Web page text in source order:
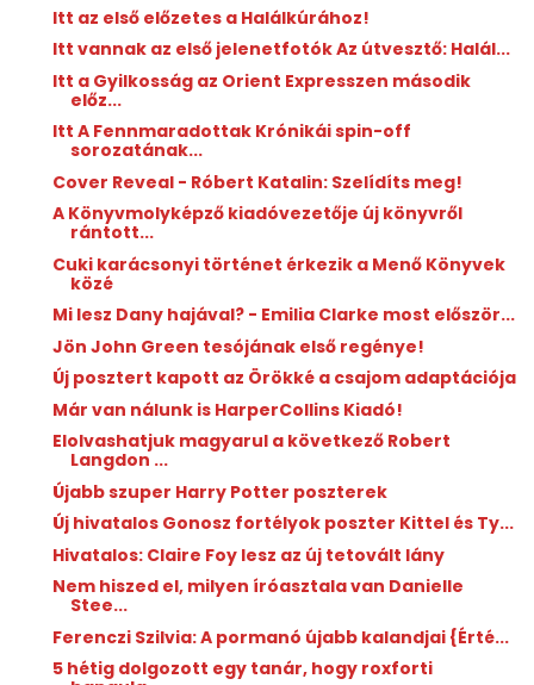
Itt az első előzetes a Halálkúrához!
Itt vannak az első jelenetfotók Az útvesztő: Halál...
Itt a Gyilkosság az Orient Expresszen második
előz...
Itt A Fennmaradottak Krónikái spin-off
sorozatának...
Cover Reveal - Róbert Katalin: Szelídíts meg!
A Könyvmolyképző kiadóvezetője új könyvről
rántott...
Cuki karácsonyi történet érkezik a Menő Könyvek
közé
Mi lesz Dany hajával? - Emilia Clarke most először...
Jön John Green tesójának első regénye!
Új posztert kapott az Örökké a csajom adaptációja
Már van nálunk is HarperCollins Kiadó!
Elolvashatjuk magyarul a következő Robert
Langdon ...
Újabb szuper Harry Potter poszterek
Új hivatalos Gonosz fortélyok poszter Kittel és Ty...
Hivatalos: Claire Foy lesz az új tetovált lány
Nem hiszed el, milyen íróasztala van Danielle
Stee...
Ferenczi Szilvia: A ​pormanó újabb kalandjai {Érté...
5 hétig dolgozott egy tanár, hogy roxforti